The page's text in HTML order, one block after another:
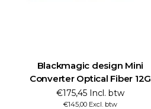
Blackmagic design Mini
Converter Optical Fiber 12G
€175,45 Incl. btw
€145,00 Excl. btw